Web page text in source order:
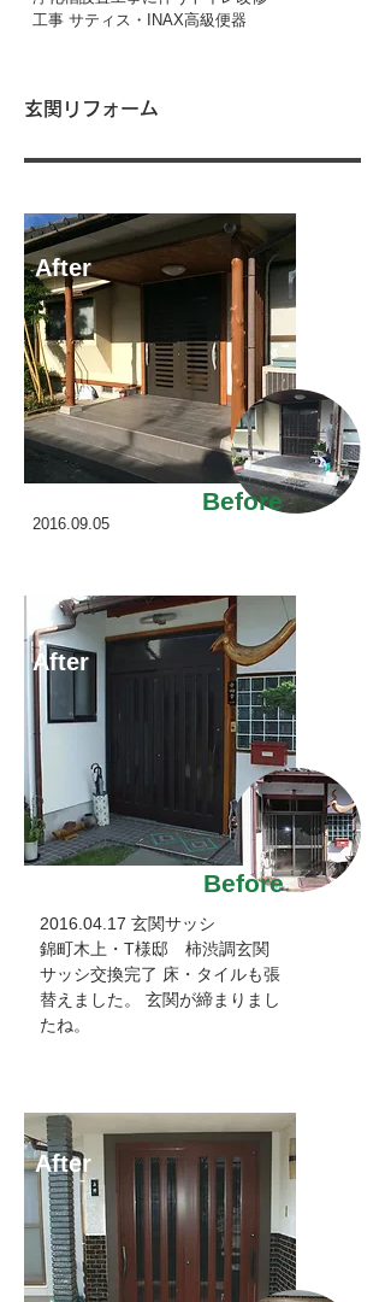
工事 サティス・INAX高級便器
玄関リフォーム
2016.09.05
After
Before
After
Before
2016.04.17 玄関サッシ
錦町木上・Т様邸 柿渋調玄関
サッシ交換完了 床・タイルも張
替えました。 玄関が締まりまし
たね。
After